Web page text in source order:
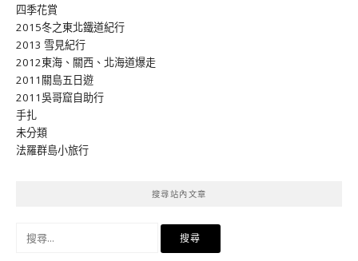
四季花賞
2015冬之東北鐵道紀行
2013 雪見紀行
2012東海、關西、北海道爆走
2011關島五日遊
2011吳哥窟自助行
手扎
未分類
法羅群島小旅行
搜尋站內文章